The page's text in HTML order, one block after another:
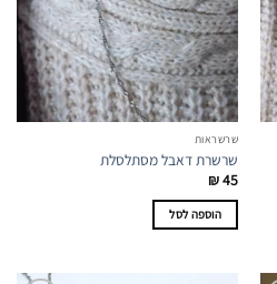
שרשראות
שרשרת דאבל מסתלסלת
₪45
הוספה לסל